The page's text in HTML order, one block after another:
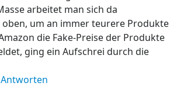
arbeitet man sich da
um an immer teurere Produkte
die Fake-Preise der Produkte
ging ein Aufschrei durch die
Antworten